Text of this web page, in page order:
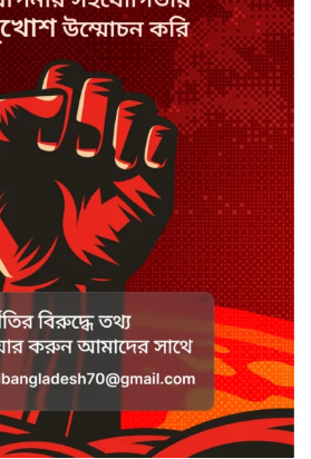
ইবির ৪৪ শিক্ষকের বিরুদ্ধে
রাষ্ট্রবিরোধিতার তদন্ত কমিটি
বাংলাদেশে চালু হলো থাই কফি চেইন
ক্যাফে আমাজন
হাসিনাকে সুযোগ দিয়ে সার্বভৌমত্বে
আঘাত: রিজভী